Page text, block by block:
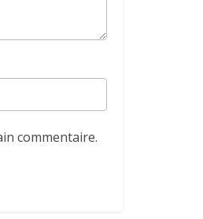
commentaire.